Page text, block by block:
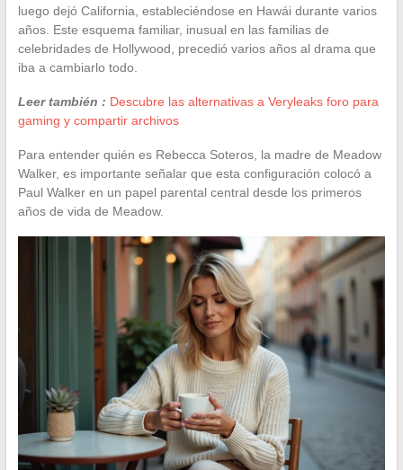
luego dejó California, estableciéndose en Hawái durante varios
años. Este esquema familiar, inusual en las familias de
celebridades de Hollywood, precedió varios años al drama que
iba a cambiarlo todo.
Leer también : Descubre las alternativas a Veryleaks foro para
gaming y compartir archivos
Para entender quién es Rebecca Soteros, la madre de Meadow
Walker, es importante señalar que esta configuración colocó a
Paul Walker en un papel parental central desde los primeros
años de vida de Meadow.